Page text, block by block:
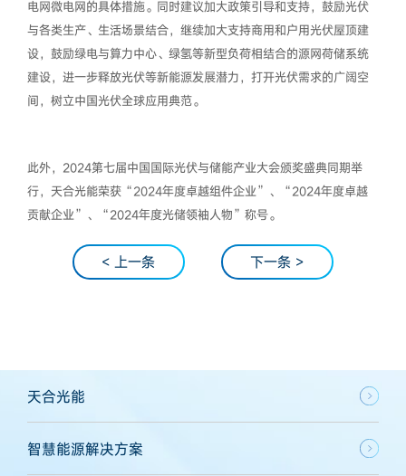
电网微电网的具体措施。同时建议加大政策引导和支持，鼓励光伏
与各类生产、生活场景结合，继续加大支持商用和户用光伏屋顶建
设，鼓励绿电与算力中心、绿氢等新型负荷相结合的源网荷储系统
建设，进一步释放光伏等新能源发展潜力，打开光伏需求的广阔空
间，树立中国光伏全球应用典范。
此外，2024第七届中国国际光伏与储能产业大会颁奖盛典同期举
行，天合光能荣获“2024年度卓越组件企业”、“2024年度卓越
贡献企业”、“2024年度光储领袖人物”称号。
< 上一条 下一条 >
天合光能
智慧能源解决方案